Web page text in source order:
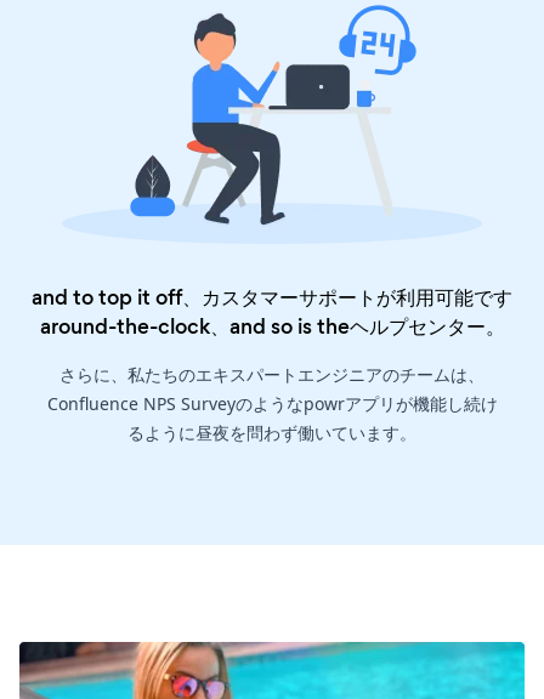
and to top it off、カスタマーサポートが利用可能です
around-the-clock、and so is theヘルプセンター。
さらに、私たちのエキスパートエンジニアのチームは、
Confluence NPS Surveyのようなpowrアプリが機能し続け
るように昼夜を問わず働いています。